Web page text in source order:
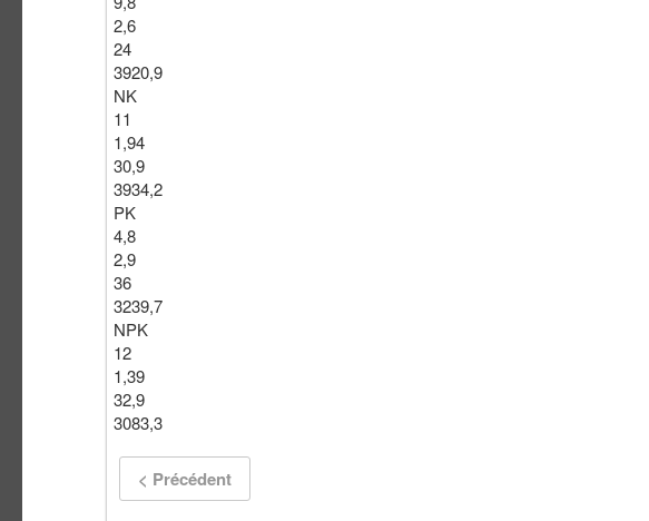
2,6
24
3920,9
NK
11
1,94
30,9
3934,2
PK
4,8
2,9
36
3239,7
NPK
12
1,39
32,9
3083,3
< Précédent